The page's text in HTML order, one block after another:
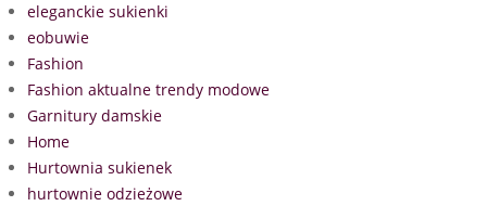
eleganckie sukienki
eobuwie
Fashion
Fashion aktualne trendy modowe
Garnitury damskie
Home
Hurtownia sukienek
hurtownie odzieżowe